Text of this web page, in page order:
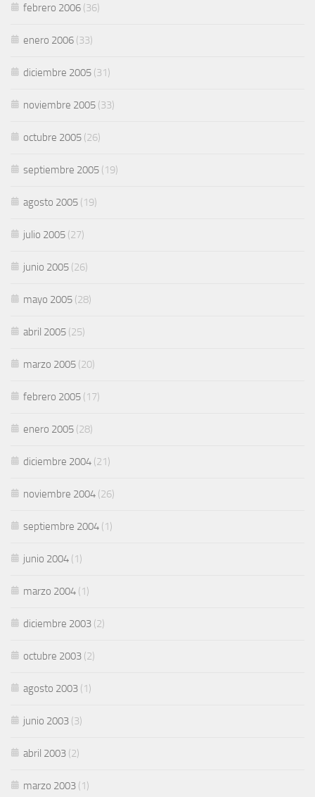
febrero 2006 (36)
enero 2006 (33)
diciembre 2005 (31)
noviembre 2005 (33)
octubre 2005 (26)
septiembre 2005 (19)
agosto 2005 (19)
julio 2005 (27)
junio 2005 (26)
mayo 2005 (28)
abril 2005 (25)
marzo 2005 (20)
febrero 2005 (17)
enero 2005 (28)
diciembre 2004 (21)
noviembre 2004 (26)
septiembre 2004 (1)
junio 2004 (1)
marzo 2004 (1)
diciembre 2003 (2)
octubre 2003 (2)
agosto 2003 (1)
junio 2003 (3)
abril 2003 (2)
marzo 2003 (1)